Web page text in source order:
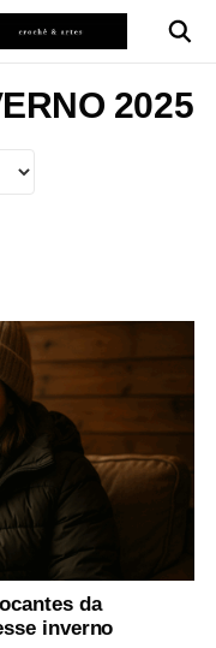
2025
da
inverno